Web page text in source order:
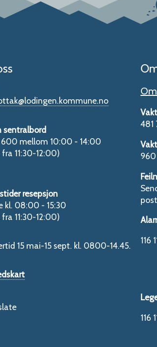
sentralbord
mellom 10:00 - 14:00
11:30-12:00)
resepsjon
kl. 08:00 - 15:30
11:30-12:00)
15 mai-15 sept. kl. 0800-14.45.
481
960
116
116